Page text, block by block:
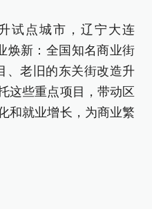
试点城市，辽宁大连
焕新：全国知名商业街
、老旧的东关街改造升
这些重点项目，带动区
和就业增长，为商业繁